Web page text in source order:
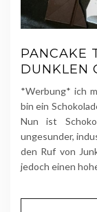
PANCAKE
DUNKLEN
*Werbung* ich
bin ein
Nun ist
ungesunder,
den Ruf von
jedoch einen